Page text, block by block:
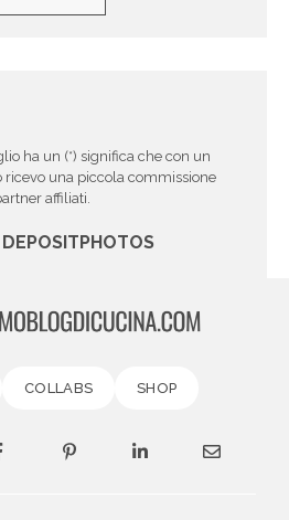
ha un (*) significa che con un
ricevo una piccola commissione
affiliati.
DEPOSITPHOTOS
COLLABS SHOP